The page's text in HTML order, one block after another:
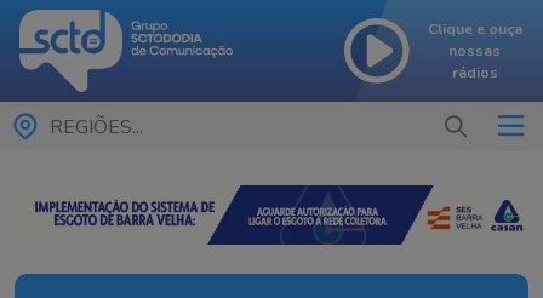
Clique e ouça
nossas
rádios
REGIÕES...